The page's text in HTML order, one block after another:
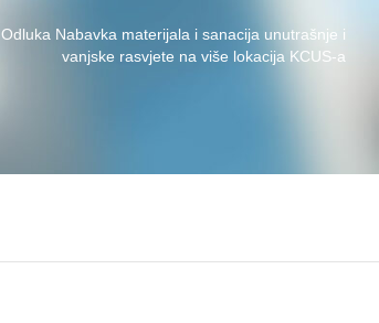
Odluka Nabavka materijala i sanacija unutrašnje i
vanjske rasvjete na više lokacija KCUS-a